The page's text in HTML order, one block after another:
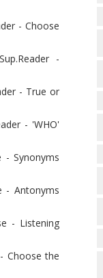
- Choose
-
- True or
- 'WHO'
Synonyms
- Antonyms
- Listening
Choose the